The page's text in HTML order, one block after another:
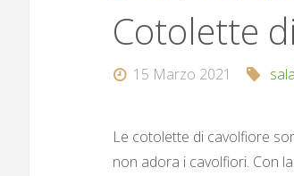
Cotolette
15 Marzo 2021
Le cotolette di cavolfiore
non adora i cavolfiori. Con